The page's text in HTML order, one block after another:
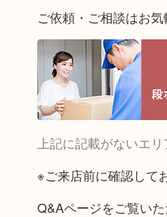
ご依頼・ご相談はお気
上記に記載がないエ
※ご来店前に確認して
Q&Aページをご覧い